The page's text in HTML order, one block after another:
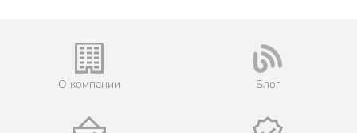
Какой размер сковороды выбрать для семьи?
О компании Блог